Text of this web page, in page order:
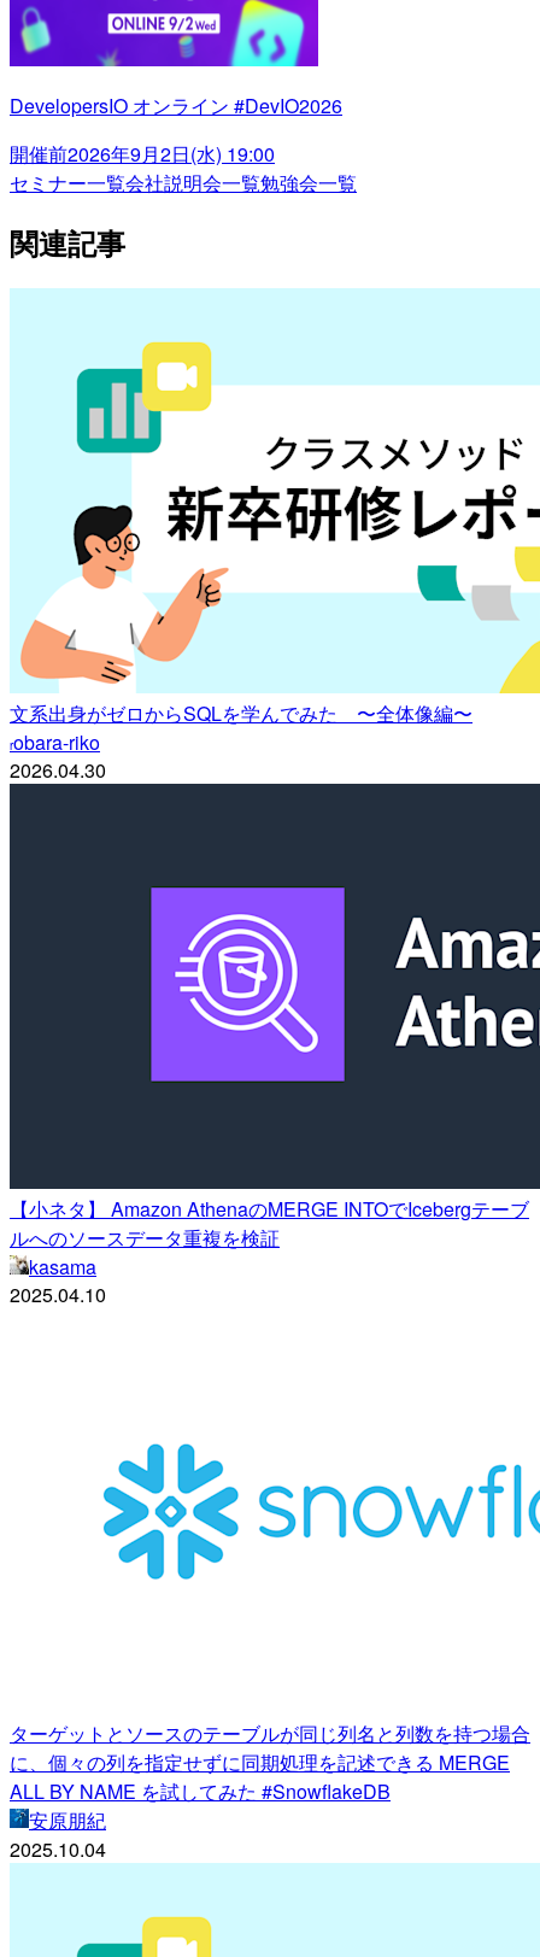
DevelopersIO オンライン #DevIO2026
開催前2026年9月2日(水) 19:00
セミナー一覧会社説明会一覧勉強会一覧
関連記事
文系出身がゼロからSQLを学んでみた 〜全体像編〜
robara-riko
2026.04.30
【小ネタ】 Amazon AthenaのMERGE INTOでIcebergテーブ
ルへのソースデータ重複を検証
kasama
2025.04.10
ターゲットとソースのテーブルが同じ列名と列数を持つ場合
に、個々の列を指定せずに同期処理を記述できる MERGE
ALL BY NAME を試してみた #SnowflakeDB
安原朋紀
2025.10.04